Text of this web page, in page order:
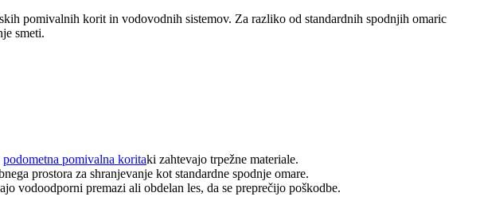
pomivalnih korit in vodovodnih sistemov. Za razliko od standardnih spodnjih omaric
smeti.
podometna pomivalna koritaki zahtevajo trpežne materiale.
prostora za shranjevanje kot standardne spodnje omare.
vodoodporni premazi ali obdelan les, da se preprečijo poškodbe.